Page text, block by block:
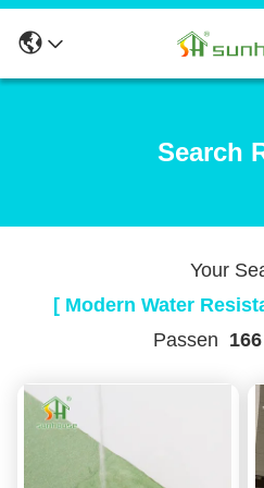
Search
Your
[ Modern Water
Passen 166